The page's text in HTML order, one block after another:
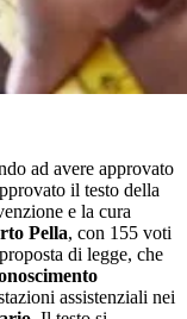
ad avere approvato
il testo della
e la cura
Pella, con 155 voti
di legge, che
assistenziali nei